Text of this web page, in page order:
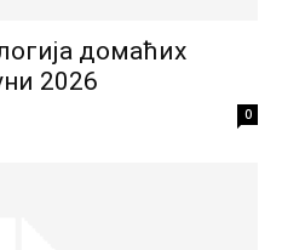
домаћих
2026
0